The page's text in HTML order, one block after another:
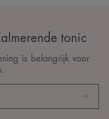
tonic
is belangrijk voor